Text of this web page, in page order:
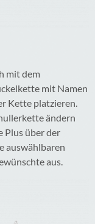
mit dem
mit Namen
Kette platzieren.
ändern
Plus über der
auswählbaren
aus.